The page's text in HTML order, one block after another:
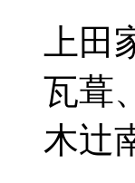
上
瓦葺
木辻